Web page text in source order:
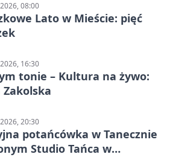
08:00
Lato w Mieście: pięć
16:30
tonie – Kultura na żywo:
20:30
potańcówka w Tanecznie
Studio Tańca w